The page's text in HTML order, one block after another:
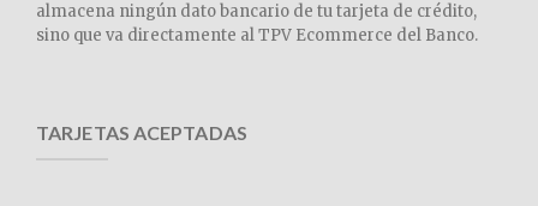
almacena ningún dato bancario de tu tarjeta de crédito,
sino que va directamente al TPV Ecommerce del Banco.
TARJETAS ACEPTADAS